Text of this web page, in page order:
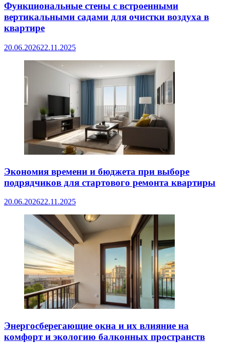
Функциональные стены с встроенными
вертикальными садами для очистки воздуха в
квартире
20.06.202622.11.2025
Экономия времени и бюджета при выборе
подрядчиков для стартового ремонта квартиры
20.06.202622.11.2025
Энергосберегающие окна и их влияние на
комфорт и экологию балконных пространств